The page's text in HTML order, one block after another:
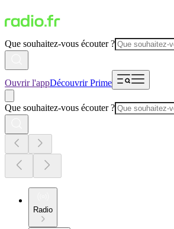
Que souhaitez-vous écouter ?
Ouvrir l'appDécouvrir Prime
Que souhaitez-vous écouter ?
Radio